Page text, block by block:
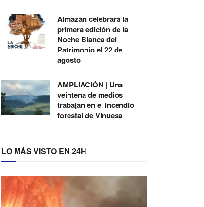
Almazán celebrará la
primera edición de la
Noche Blanca del
Patrimonio el 22 de
agosto
AMPLIACIÓN | Una
veintena de medios
trabajan en el incendio
forestal de Vinuesa
LO MÁS VISTO EN 24H